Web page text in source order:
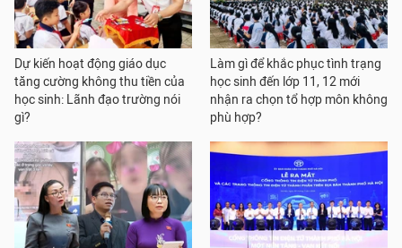
Dự kiến hoạt động giáo dục
tăng cường không thu tiền của
học sinh: Lãnh đạo trường nói
gì?
Làm gì để khắc phục tình trạng
học sinh đến lớp 11, 12 mới
nhận ra chọn tổ hợp môn không
phù hợp?